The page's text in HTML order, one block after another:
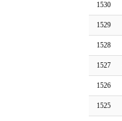
1530
1529
1528
1527
1526
1525